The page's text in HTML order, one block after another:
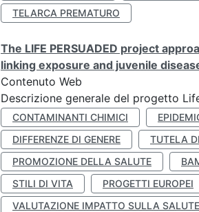
TELARCA PREMATURO
The LIFE PERSUADED project
linking exposure and juvenile
Contenuto Web
Descrizione generale del progetto
CONTAMINANTI CHIMICI
DIFFERENZE DI GENERE
TUTELA
PROMOZIONE DELLA SALUTE
STILI DI VITA
PROGETTI EUROPEI
VALUTAZIONE IMPATTO SULLA SALUTE